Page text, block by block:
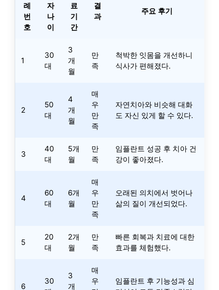
례
번
호
자
나
이
료
기
간
결
과
주요 후기
1
30
대
3
개
월
만
족
척박한 잇몸을 개선하니
식사가 편해졌다.
2
50
대
4
개
월
매
우
만
족
자연치아와 비슷해 대화
도 자신 있게 할 수 있다.
3
40
대
5개
월
만
족
임플란트 성공 후 치아 건
강이 좋아졌다.
4
60
대
6개
월
매
우
만
족
오래된 의치에서 벗어나
삶의 질이 개선되었다.
5
20
대
2개
월
만
족
빠른 회복과 치료에 대한
효과를 체험했다.
6
30
3
개
매
우
임플란트 후 기능성과 심